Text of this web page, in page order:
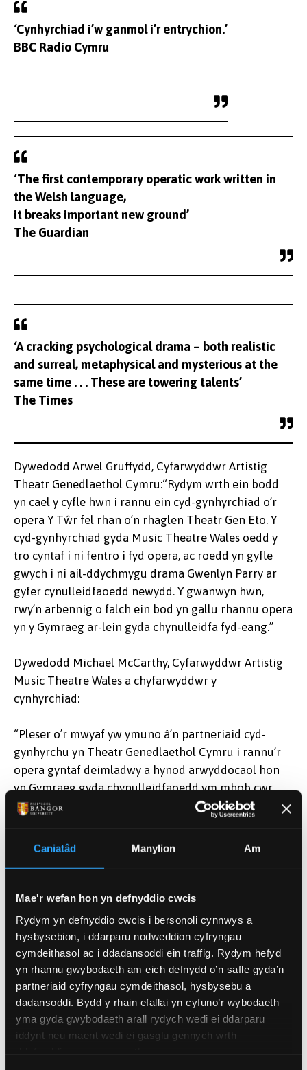
Caniatâd Manylion Am
Mae'r wefan hon yn defnyddio cwcis
Rydym yn defnyddio cwcis i bersonoli cynnwys a
hysbysebion, i ddarparu nodweddion cyfryngau
cymdeithasol ac i ddadansoddi ein traffig. Rydym hefyd
yn rhannu gwybodaeth am eich defnydd o’n safle gyda’n
partneriaid cyfryngau cymdeithasol, hysbysebu a
dadansoddi. Bydd y rhain efallai yn cyfuno’r wybodaeth
yma gyda gwybodaeth arall rydych wedi ei ddarparu
iddynt neu maent wedi ei gasglu gennych wrth
‘Cynhyrchiad i’w ganmol i’r entrychion.’
BBC Radio Cymru
‘The first contemporary operatic work written in
the Welsh language,
it breaks important new ground’
The Guardian
‘A cracking psychological drama – both realistic
and surreal, metaphysical and mysterious at the
same time . . . These are towering talents’
The Times
Dywedodd Arwel Gruffydd, Cyfarwyddwr Artistig
Theatr Genedlaethol Cymru:“Rydym wrth ein bodd
yn cael y cyfle hwn i rannu ein cyd-gynhyrchiad o’r
opera Y Tŵr fel rhan o’n rhaglen Theatr Gen Eto. Y
cyd-gynhyrchiad gyda Music Theatre Wales oedd y
tro cyntaf i ni fentro i fyd opera, ac roedd yn gyfle
gwych i ni ail-ddychmygu drama Gwenlyn Parry ar
gyfer cynulleidfaoedd newydd. Y gwanwyn hwn,
rwy’n arbennig o falch ein bod yn gallu rhannu opera
yn y Gymraeg ar-lein gyda chynulleidfa fyd-eang.”
Dywedodd Michael McCarthy, Cyfarwyddwr Artistig
Music Theatre Wales a chyfarwyddwr y
cynhyrchiad:
“Pleser o’r mwyaf yw ymuno â’n partneriaid cyd-
gynhyrchu yn Theatr Genedlaethol Cymru i rannu’r
opera gyntaf deimladwy a hynod arwyddocaol hon
yn Gymraeg gyda chynulleidfaoedd ym mhob cwr
o Gymru ac ymhell y tu hwnt i’w ffiniau. Mae opera yn
hysgrifennu a’i pherfformio mewn sawl gwahanol
iaith, ac yn awr gellir cael profiad ohoni’n cael ei
chefnogi gan gapsiynau caeedig Cymraeg a
chwmni cynhyrchu Y Tŵr am sicrhau bod y
ffrydio hwn yn digwydd, a hoffwn eu llongyfarch
unwaith eto ar eu camp anhygoel.”
Lansiwyd Theatr Gen Eto gan Theatr Genedlaethol
Cymru fel rhaglen newydd o waith mewn ymateb
i bandemig y Coronafirws. Mae’n rhoi cyfle i